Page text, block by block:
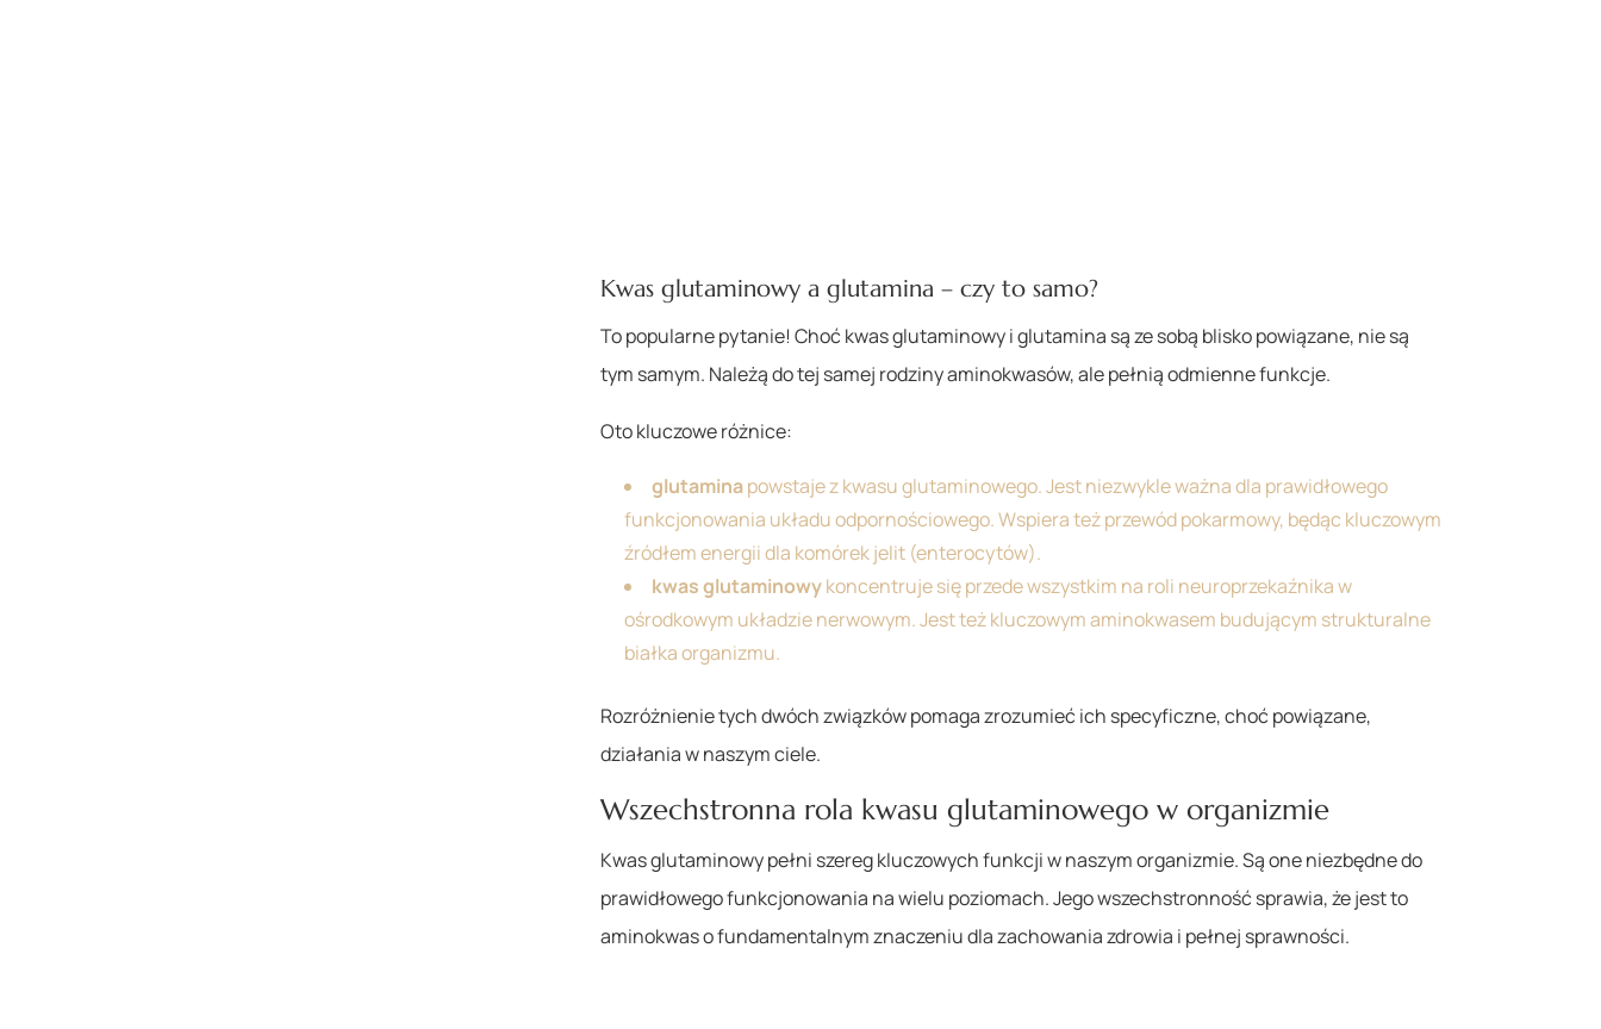
Kwas glutaminowy a glutamina – czy to samo?
To popularne pytanie! Choć kwas glutaminowy i glutamina są ze sobą blisko powiązane, nie są
tym samym. Należą do tej samej rodziny aminokwasów, ale pełnią odmienne funkcje.
Oto kluczowe różnice:
glutaminapowstaje z kwasu glutaminowego. Jest niezwykle ważna dla prawidłowego
funkcjonowania układu odpornościowego. Wspiera też przewód pokarmowy, będąc kluczowym
źródłem energii dla komórek jelit (enterocytów).
kwas glutaminowykoncentruje się przede wszystkim na roli neuroprzekaźnika w
ośrodkowym układzie nerwowym. Jest też kluczowym aminokwasem budującym strukturalne
białka organizmu.
Rozróżnienie tych dwóch związków pomaga zrozumieć ich specyficzne, choć powiązane,
działania w naszym ciele.
Wszechstronna rola kwasu glutaminowego w organizmie
Kwas glutaminowy pełni szereg kluczowych funkcji w naszym organizmie. Są one niezbędne do
prawidłowego funkcjonowania na wielu poziomach. Jego wszechstronność sprawia, że jest to
aminokwas o fundamentalnym znaczeniu dla zachowania zdrowia i pełnej sprawności.